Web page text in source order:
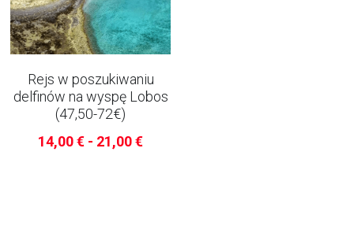
Rejs w poszukiwaniu
delfinów na wyspę Lobos
(47,50-72€)
14,00 € - 21,00 €